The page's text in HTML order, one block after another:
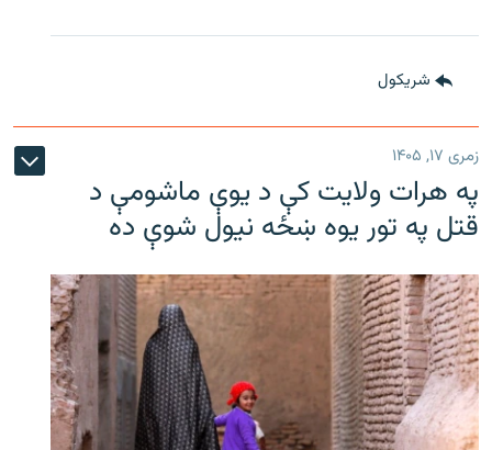
شريکول
زمری ۱۷, ۱۴۰۵
په هرات ولایت کې د یوې ماشومې د
قتل په تور یوه ښځه نیول شوې ده